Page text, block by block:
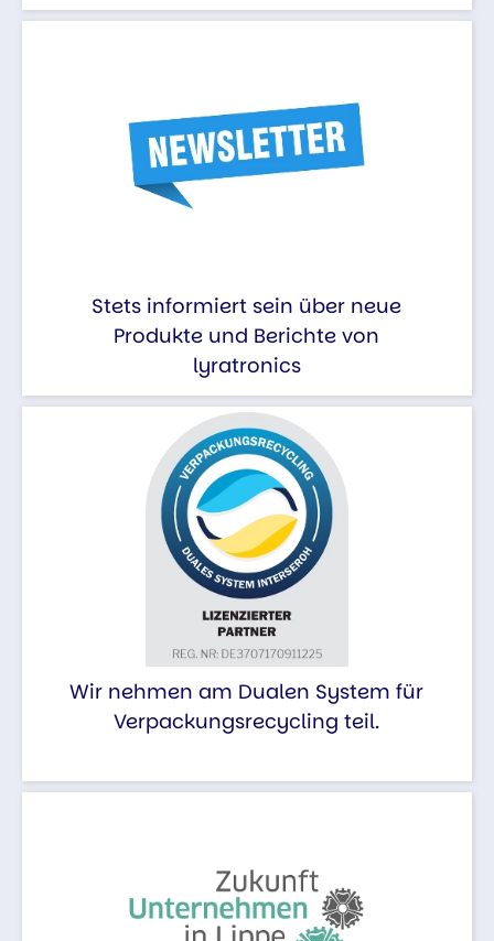
Stets informiert sein über neue
Produkte und Berichte von
lyratronics
Wir nehmen am Dualen System für
Verpackungsrecycling teil.